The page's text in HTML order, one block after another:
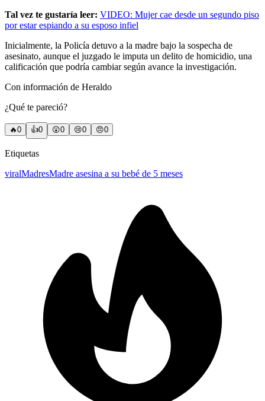
Tal vez te gustaría leer: VIDEO: Mujer cae desde un segundo piso
por estar espiando a su esposo infiel
Inicialmente, la Policía detuvo a la madre bajo la sospecha de
asesinato, aunque el juzgado le imputa un delito de homicidio, una
calificación que podría cambiar según avance la investigación.
Con información de Heraldo
¿Qué te pareció?
🔥0 👍0 😲0 😢0 😠0
Etiquetas
viralMadresMadre asesina a su bebé de 5 meses